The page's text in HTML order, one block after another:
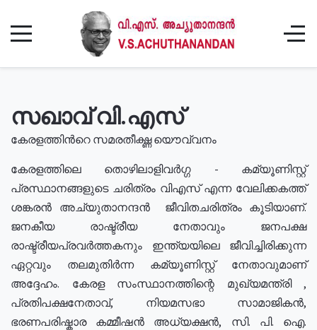
സഖാവ് വി.എസ്
കേരളത്തിൻറെ സമരതീക്ഷ്ണ യൌവ്വനം
കേരളത്തിലെ തൊഴിലാളിവർഗ്ഗ - കമ്യൂണിസ്റ്റ്
പ്രസ്ഥാനങ്ങളുടെ ചരിത്രം വിഎസ് എന്ന വേലിക്കകത്ത്
ശങ്കരൻ അച്യുതാനന്ദൻ ജീവിതചരിത്രം കൂടിയാണ്.
ജനകീയ രാഷ്ട്രീയ നേതാവും ജനപക്ഷ
രാഷ്ട്രീയപ്രവർത്തകനും ഇന്ത്യയിലെ ജീവിച്ചിരിക്കുന്ന
ഏറ്റവും തലമുതിർന്ന കമ്യൂണിസ്റ്റ് നേതാവുമാണ്
അദ്ദേഹം. കേരള സംസ്ഥാനത്തിന്റെ മുഖ്യമന്ത്രി ,
പ്രതിപക്ഷനേതാവ്, നിയമസഭാ സാമാജികൻ,
ഭരണപരിഷ്കാര കമ്മീഷൻ അധ്യക്ഷൻ, സി. പി. ഐ.